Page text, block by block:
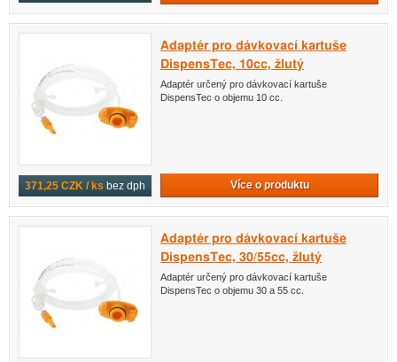
371,25 CZK / ks bez dph
Adaptér pro dávkovací kartuše
DispensTec, 10cc, žlutý
Adaptér určený pro dávkovací kartuše
DispensTec o objemu 10 cc.
Více o produktu
Adaptér pro dávkovací kartuše
DispensTec, 30/55cc, žlutý
Adaptér určený pro dávkovací kartuše
DispensTec o objemu 30 a 55 cc.